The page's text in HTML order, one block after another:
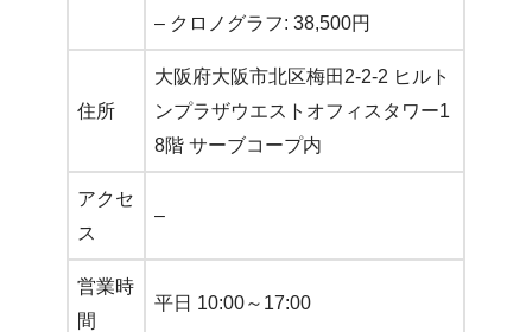
– クロノグラフ: 38,500円
住所
大阪府大阪市北区梅田2-2-2 ヒルト
ンプラザウエストオフィスタワー1
8階 サーブコープ内
アクセ
ス
–
営業時
間
平日 10:00～17:00